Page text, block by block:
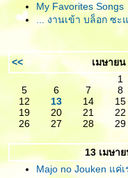
My Favorites Songs
... งานเข้า บล็อก ซะแ
<<
เมษาย
1
5
6 7 8
12
13 14 15
19
20 21 22
26
27 28 29
13 เมษา
Majo no Jouken แค่